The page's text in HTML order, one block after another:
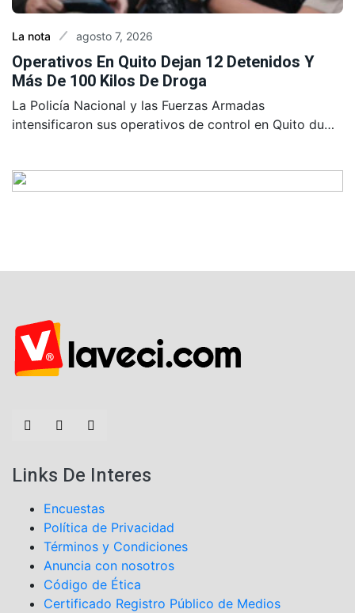
La nota agosto 7, 2026
Operativos En Quito Dejan 12 Detenidos Y
Más De 100 Kilos De Droga
La Policía Nacional y las Fuerzas Armadas
intensificaron sus operativos de control en Quito du…
Links De Interes
Encuestas
Política de Privacidad
Términos y Condiciones
Anuncia con nosotros
Código de Ética
Certificado Registro Público de Medios